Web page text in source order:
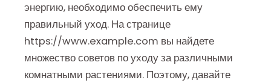
энергию, необходимо обеспечить ему
правильный уход. На странице
https://www.example.com вы найдете
множество советов по уходу за различными
комнатными растениями. Поэтому, давайте